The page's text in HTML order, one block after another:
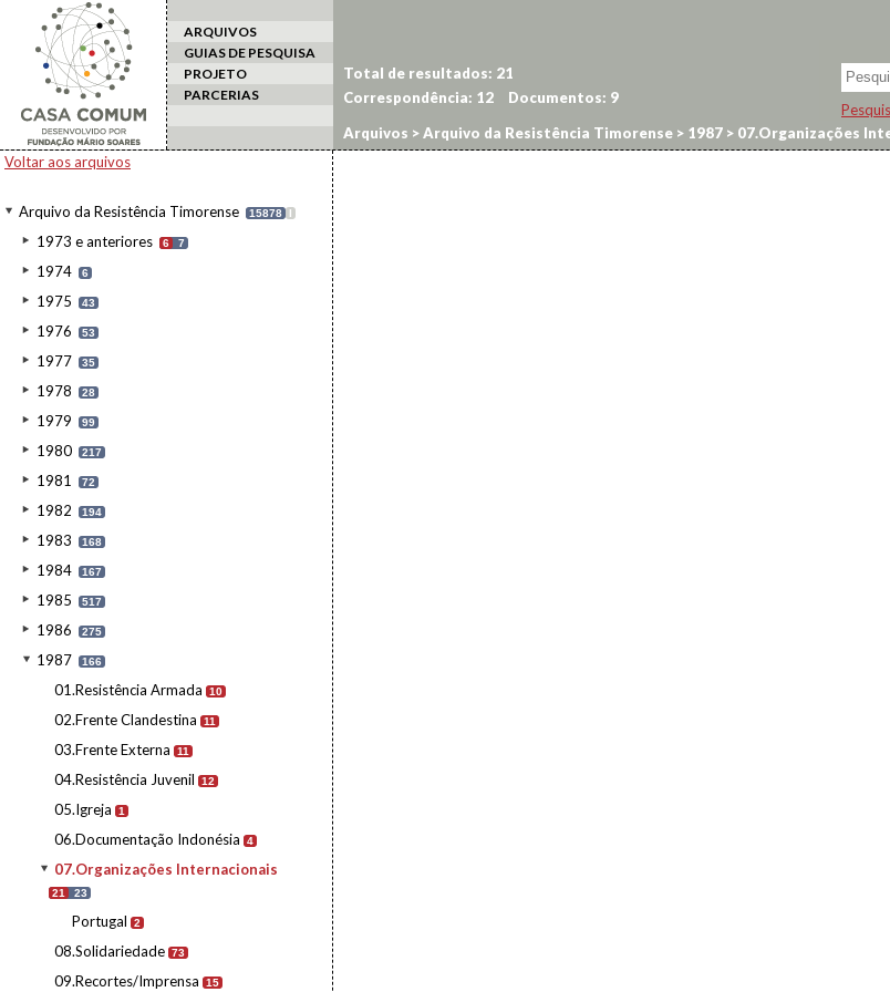
ARQUIVOS
GUIAS DE PESQUISA
PROJETO
PARCERIAS
Voltar aos arquivos
Arquivo da Resistência Timorense 15878 I
1973 e anteriores 6 7
1974 6
1975 43
1976 53
1977 35
1978 28
1979 99
1980 217
1981 72
1982 194
1983 168
1984 167
1985 517
1986 275
1987 166
01.Resistência Armada 10
02.Frente Clandestina 11
03.Frente Externa 11
04.Resistência Juvenil 12
05.Igreja 1
06.Documentação Indonésia 4
07.Organizações Internacionais
21 23
Portugal 2
08.Solidariedade 73
09.Recortes/Imprensa 15
Total de resultados: 21
Correspondência: 12 Documentos: 9
Arquivos >Arquivo da Resistência Timorense > 1987 > 07.Organizações